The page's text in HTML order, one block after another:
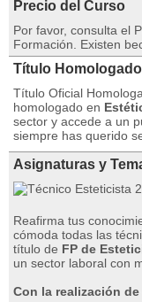
Precio del Curso
Por favor, consulta el
Formación. Existen
Título
Título Oficial
homologado en
sector y accede a un
siempre has querido
Asignaturas y
Reafirma tus
cómoda todas las
título de FP de
un sector laboral con
Con la realización